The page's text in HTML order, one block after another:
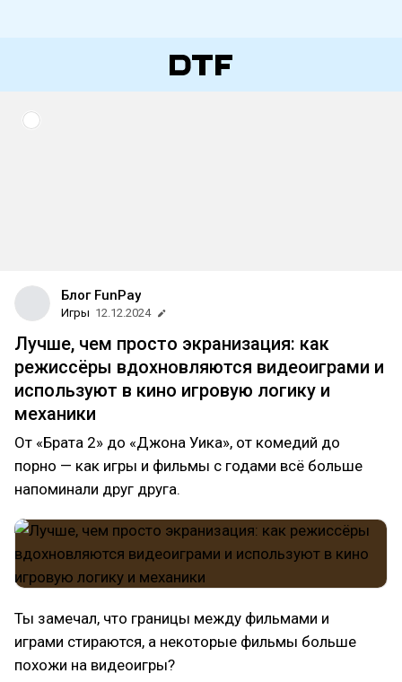
Блог FunPay
Игры 12.12.2024
Лучше, чем просто экранизация: как
режиссёры вдохновляются видеоиграми и
используют в кино игровую логику и
механики
От «Брата 2» до «Джона Уика», от комедий до
порно — как игры и фильмы с годами всё больше
напоминали друг друга.
Ты замечал, что границы между фильмами и
играми стираются, а некоторые фильмы больше
похожи на видеоигры?